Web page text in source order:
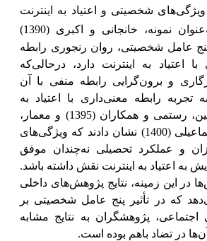
شخصیتی و اعتیاد به اینترنت
به‌عنوان نمونه، خانجانی و اکبری (1390)
پنج عامل شخصیتی، روان رنجوری رابطه
اعتیاد به اینترنت دارد، درحالی‌که
و برون‌گرایی رابطه منفی با آن
تجربه
رابطه معنی‌داری با اعتیاد به
اینترنت ندارد. همچنین، رستمی و همکاران (1395) و معمار،
رسولی و تاجیک اسماعیلی (1400) نشان دادند که ویژگی‌های
و عملکرد تحصیلی نه‌چندان موفق
به اعتیاد به اینترنت نقش داشته باشد.
در این زمینه، نتایج پژوهش‌های داخلی
که در تأثیر پنج عامل شخصیتی بر
اجتماعی، پژوهشگران به نتایج مشابه
آن‌ها در تضاد باهم بوده است.